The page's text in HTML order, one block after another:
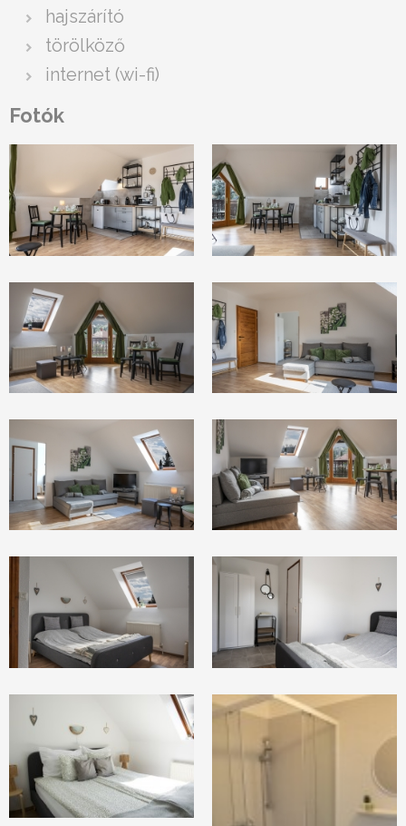
hajszárító
törölköző
internet (wi-fi)
Fotók